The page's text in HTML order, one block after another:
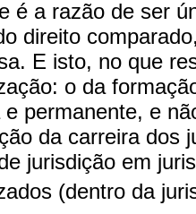
é a razão de ser
direito
E isto, no que
o da
permanente, e
da carreira dos
jurisdição em
(dentro da